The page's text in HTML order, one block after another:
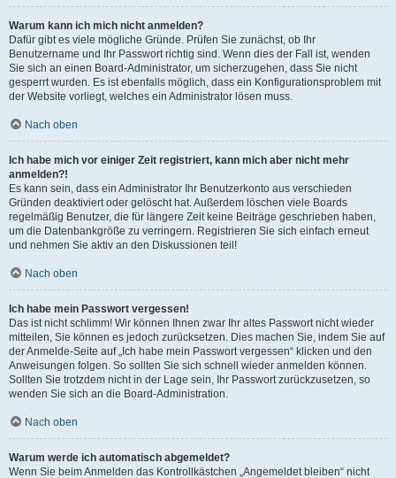
Warum kann ich mich nicht anmelden?
Dafür gibt es viele mögliche Gründe. Prüfen Sie zunächst, ob Ihr
Benutzername und Ihr Passwort richtig sind. Wenn dies der Fall ist, wenden
Sie sich an einen Board-Administrator, um sicherzugehen, dass Sie nicht
gesperrt wurden. Es ist ebenfalls möglich, dass ein Konfigurationsproblem mit
der Website vorliegt, welches ein Administrator lösen muss.
Nach oben
Ich habe mich vor einiger Zeit registriert, kann mich aber nicht mehr
anmelden?!
Es kann sein, dass ein Administrator Ihr Benutzerkonto aus verschieden
Gründen deaktiviert oder gelöscht hat. Außerdem löschen viele Boards
regelmäßig Benutzer, die für längere Zeit keine Beiträge geschrieben haben,
um die Datenbankgröße zu verringern. Registrieren Sie sich einfach erneut
und nehmen Sie aktiv an den Diskussionen teil!
Nach oben
Ich habe mein Passwort vergessen!
Das ist nicht schlimm! Wir können Ihnen zwar Ihr altes Passwort nicht wieder
mitteilen, Sie können es jedoch zurücksetzen. Dies machen Sie, indem Sie auf
der Anmelde-Seite auf „Ich habe mein Passwort vergessen“ klicken und den
Anweisungen folgen. So sollten Sie sich schnell wieder anmelden können.
Sollten Sie trotzdem nicht in der Lage sein, Ihr Passwort zurückzusetzen, so
wenden Sie sich an die Board-Administration.
Nach oben
Warum werde ich automatisch abgemeldet?
Wenn Sie beim Anmelden das Kontrollkästchen „Angemeldet bleiben“ nicht